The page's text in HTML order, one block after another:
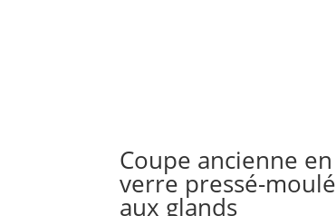
Coupe ancienne en
verre pressé-moulé
aux glands